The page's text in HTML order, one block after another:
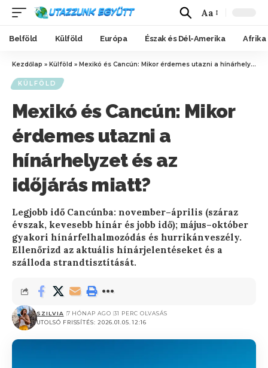
Aa
Belföld Külföld Európa Észak és Dél-Amerika Afrika
Kezdőlap » Külföld » Mexikó és Cancún: Mikor érdemes utazni a hínárhelyzet és az időjárás miatt?
KÜLFÖLD
Mexikó és Cancún: Mikor
érdemes utazni a
hínárhelyzet és az
időjárás miatt?
Legjobb idő Cancúnba: november–április (száraz
évszak, kevesebb hínár és jobb idő); május–október
gyakori hínárfelhalmozódás és hurrikánveszély.
Ellenőrizd az aktuális hínárjelentéseket és a
szálloda strandtisztítását.
UTOLSÓ FRISSÍTÉS: 2026.01.05. 12:16
SZILVIA 7 HÓNAP AGO 31 PERC OLVASÁS